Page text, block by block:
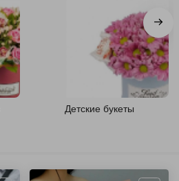
Детские букеты